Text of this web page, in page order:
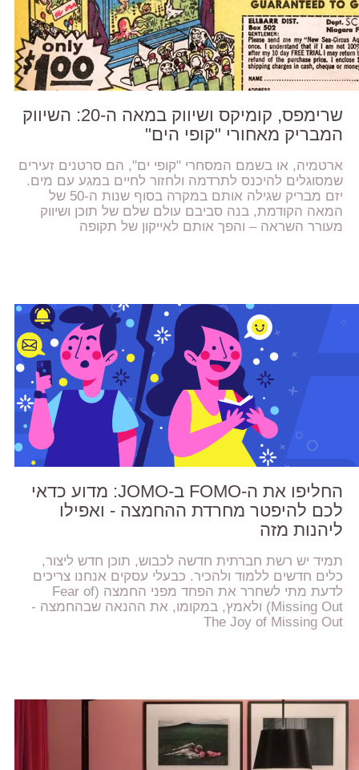
שרימפס, קומיקס ושיווק במאה ה-20: השיווק
המבריק מאחורי "קופי הים"
ארטמיה, או בשמם המסחרי "קופי ים", הם סרטנים זעירים
שמסוגלים להיכנס לתרדמה ולחזור לחיים במגע עם מים.
יזם מבריק שגילה אותם במקרה בסוף שנות ה-50 של
המאה הקודמת, בנה סביבם עולם שלם של תוכן ושיווק
מעורר השראה – והפך אותם לאייקון של תקופה
החליפו את ה-FOMO ב-JOMO: מדוע כדאי
לכם להיפטר מחרדת ההחמצה - ואפילו
ליהנות מזה
תמיד יש רשת חברתית חדשה לכבוש, תוכן חדש ליצור,
כלים חדשים ללמוד ולהכיר. כבעלי עסקים אנחנו צריכים
לדעת מתי לשחרר את הפחד מפני החמצה (Fear of
Missing Out) ולאמץ, במקומו, את ההנאה שבהחמצה -
The Joy of Missing Out